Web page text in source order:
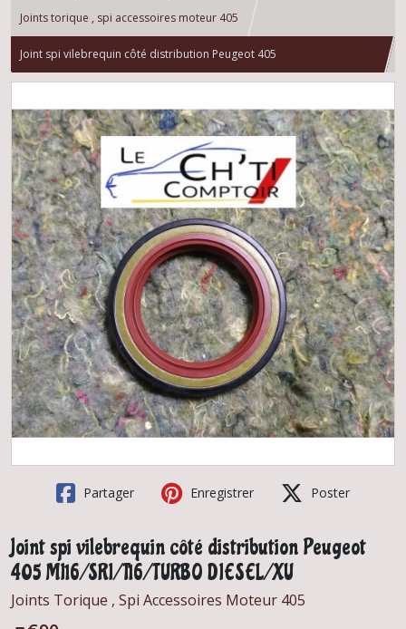
Joints torique , spi accessoires moteur 405
Joint spi vilebrequin côté distribution Peugeot 405
Partager Enregistrer Poster
Joint spi vilebrequin côté distribution Peugeot
405 MI16/SRI/T16/TURBO DIESEL/XU
Joints Torique , Spi Accessoires Moteur 405